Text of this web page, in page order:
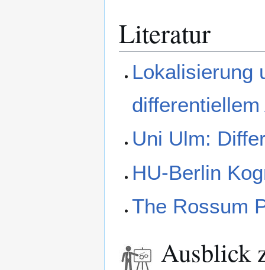
Literatur
Lokalisierung
Uni Ulm:
HU-Berlin
The Rossum
Ausblick